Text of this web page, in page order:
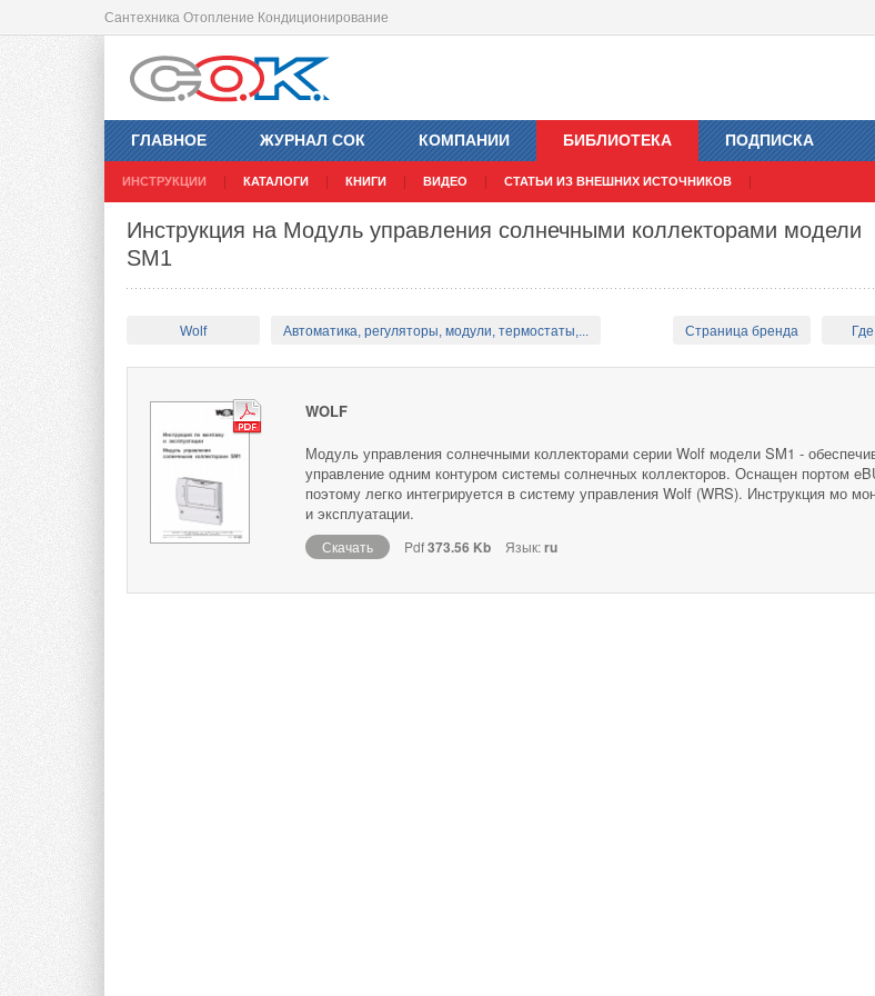
Сантехника Отопление Кондиционирование
ГЛАВНОЕ ЖУРНАЛ СОК КОМПАНИИ БИБЛИОТЕКА
ИНСТРУКЦИИ КАТАЛОГИ КНИГИ ВИДЕО СТАТЬИ ИЗ ВНЕШНИХ ИСТОЧНИКОВ
ПОДПИСКА
Инструкция на Модуль управления солнечными коллекторами модели
SM1
Wolf Автоматика, регуляторы, модули, термостаты,... Страница бренда
WOLF
Модуль управления солнечными коллекторами серии Wolf модели SM1 -
управление одним контуром системы солнечных коллекторов. Оснащен портом
поэтому легко интегрируется в систему управления Wolf (WRS). Инструкция мо
и эксплуатации.
Скачать Pdf373.56 Kb Язык:ru